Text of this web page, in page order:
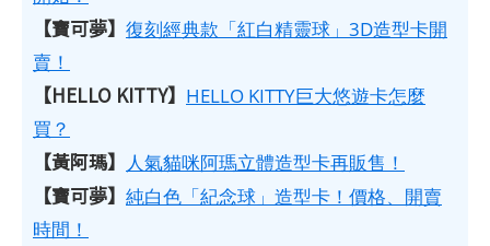
【寶可夢】 復刻經典款「紅白精靈球」3D造型卡開
賣！
【HELLO KITTY】 HELLO KITTY巨大悠遊卡怎麼
買？
【黃阿瑪】 人氣貓咪阿瑪立體造型卡再販售！
【寶可夢】 純白色「紀念球」造型卡！價格、開賣
時間！